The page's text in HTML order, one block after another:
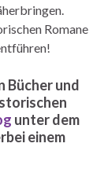
Romane
Bücher und
unter dem
einem